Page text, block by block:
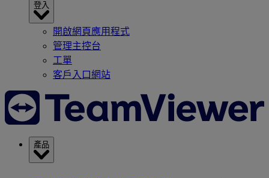
登入
開啟網頁應用程式
管理主控台
工單
客戶入口網站
產品